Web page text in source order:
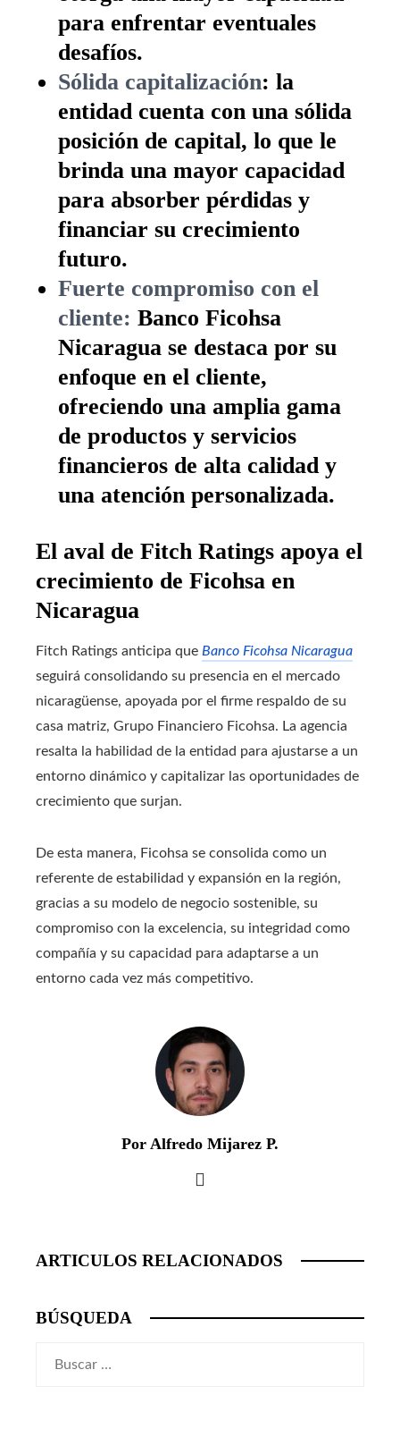
para enfrentar eventuales
desafíos.
Sólida capitalización: la
entidad cuenta con una sólida
posición de capital, lo que le
brinda una mayor capacidad
para absorber pérdidas y
financiar su crecimiento
futuro.
Fuerte compromiso con el
cliente: Banco Ficohsa
Nicaragua se destaca por su
enfoque en el cliente,
ofreciendo una amplia gama
de productos y servicios
financieros de alta calidad y
una atención personalizada.
El aval de Fitch Ratings apoya el
crecimiento de Ficohsa en
Nicaragua
Fitch Ratings anticipa que Banco Ficohsa Nicaragua
seguirá consolidando su presencia en el mercado
nicaragüense, apoyada por el firme respaldo de su
casa matriz, Grupo Financiero Ficohsa. La agencia
resalta la habilidad de la entidad para ajustarse a un
entorno dinámico y capitalizar las oportunidades de
crecimiento que surjan.
De esta manera, Ficohsa se consolida como un
referente de estabilidad y expansión en la región,
gracias a su modelo de negocio sostenible, su
compromiso con la excelencia, su integridad como
compañía y su capacidad para adaptarse a un
entorno cada vez más competitivo.
Por Alfredo Mijarez P.
ARTICULOS RELACIONADOS
BÚSQUEDA